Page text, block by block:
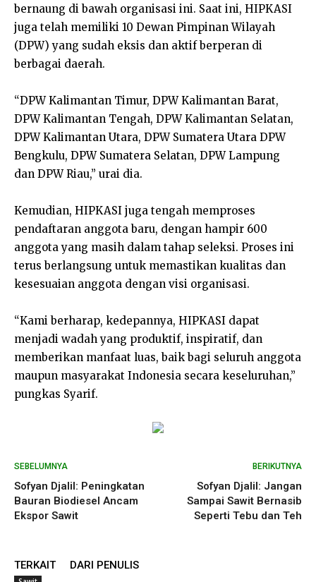
bernaung di bawah organisasi ini. Saat ini, HIPKASI
juga telah memiliki 10 Dewan Pimpinan Wilayah
(DPW) yang sudah eksis dan aktif berperan di
berbagai daerah.
“DPW Kalimantan Timur, DPW Kalimantan Barat,
DPW Kalimantan Tengah, DPW Kalimantan Selatan,
DPW Kalimantan Utara, DPW Sumatera Utara DPW
Bengkulu, DPW Sumatera Selatan, DPW Lampung
dan DPW Riau,” urai dia.
Kemudian, HIPKASI juga tengah memproses
pendaftaran anggota baru, dengan hampir 600
anggota yang masih dalam tahap seleksi. Proses ini
terus berlangsung untuk memastikan kualitas dan
kesesuaian anggota dengan visi organisasi.
“Kami berharap, kedepannya, HIPKASI dapat
menjadi wadah yang produktif, inspiratif, dan
memberikan manfaat luas, baik bagi seluruh anggota
maupun masyarakat Indonesia secara keseluruhan,”
pungkas Syarif.
SEBELUMNYA
Sofyan Djalil: Peningkatan
Bauran Biodiesel Ancam
Ekspor Sawit
BERIKUTNYA
Sofyan Djalil: Jangan
Sampai Sawit Bernasib
Seperti Tebu dan Teh
TERKAIT DARI PENULIS